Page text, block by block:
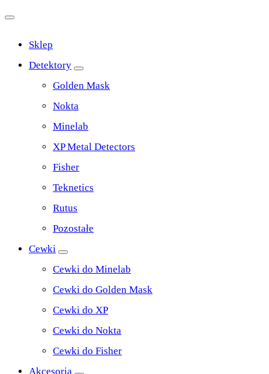
Sklep
Detektory
Golden Mask
Nokta
Minelab
XP Metal Detectors
Fisher
Teknetics
Rutus
Pozostałe
Cewki
Cewki do Minelab
Cewki do Golden Mask
Cewki do XP
Cewki do Nokta
Cewki do Fisher
Akcesoria